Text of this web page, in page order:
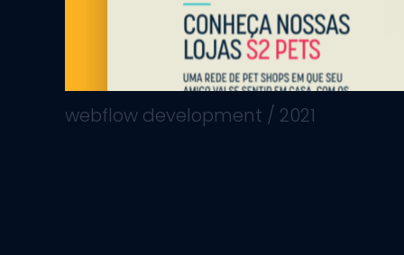
webflow development / 2021